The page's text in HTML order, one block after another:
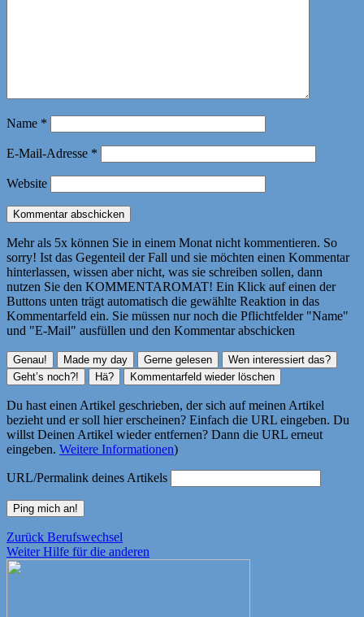
Name *
E-Mail-Adresse *
Website
Mehr als 5x können Sie in einem Monat nicht kommentieren. So
sorry! Ist das Gegenteil der Fall und sie möchten einen Kommentar
hinterlassen, wissen aber nicht, was sie schreiben sollen, dann
nutzen Sie den KOMMENTAROMAT! Ein Klick auf einen der
Buttons unten trägt automatisch die gewählte Reaktion in das
Kommentarfeld ein. Sie müssen nur noch die Pflichtfelder "Name"
und "E-Mail" ausfüllen und den Kommentar abschicken
Du hast einen Artikel geschrieben, der sich auf meinen Artikel
bezieht und er soll hier erscheinen? Einfach die URL eingeben. Du
willst Deinen Artikel wieder entfernen? Dann die URL erneut
eingeben. Weitere Informationen)
URL/Permalink deines Artikels
Beitragsnavigation
Zurück Vorheriger
Beitrag:
Berufswechsel
Weiter Nächster
Hilfe für die anderen